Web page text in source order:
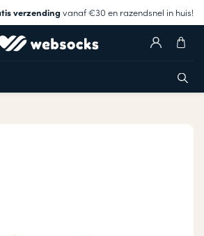
verzendingvanaf €30 en razendsnel in huis!